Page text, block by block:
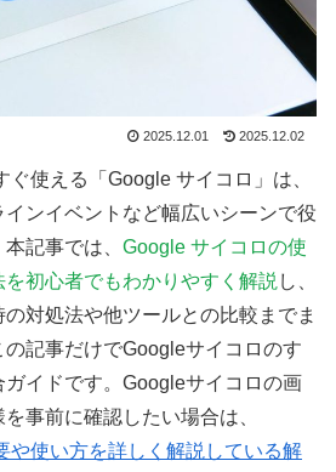
2025.12.01 2025.12.02
使える「Google サイコロ」は、
ンイベントなど幅広いシーンで役
記事では、 Google サイコロの使
初心者でもわかりやすく解説 し、
対処法や他ツールとの比較までま
記事だけでGoogleサイコロのす
イドです。Googleサイコロの画
事前に確認したい場合は、
や使い方を詳しく解説している解